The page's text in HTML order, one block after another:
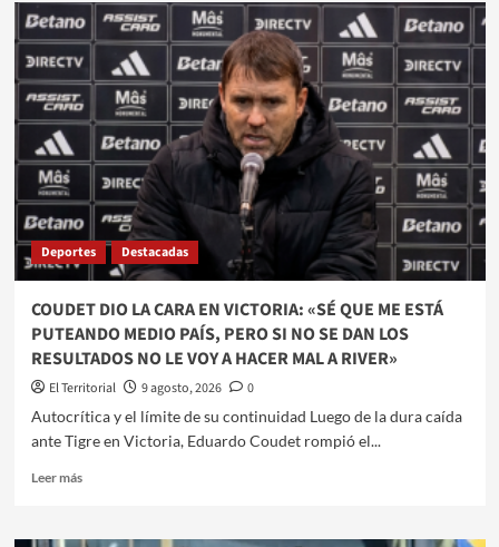
CONTINÚA
EN
LAS
TERMAS
EL
RANKING
ARGENTINO
DE
GOLF
ADAPTADO
Deportes Destacadas
COUDET DIO LA CARA EN VICTORIA: «SÉ QUE ME ESTÁ
PUTEANDO MEDIO PAÍS, PERO SI NO SE DAN LOS
RESULTADOS NO LE VOY A HACER MAL A RIVER»
El Territorial 9 agosto, 2026
0
​Autocrítica y el límite de su continuidad ​Luego de la dura caída
ante Tigre en Victoria, Eduardo Coudet rompió el...
Leer másLeer
COUDET